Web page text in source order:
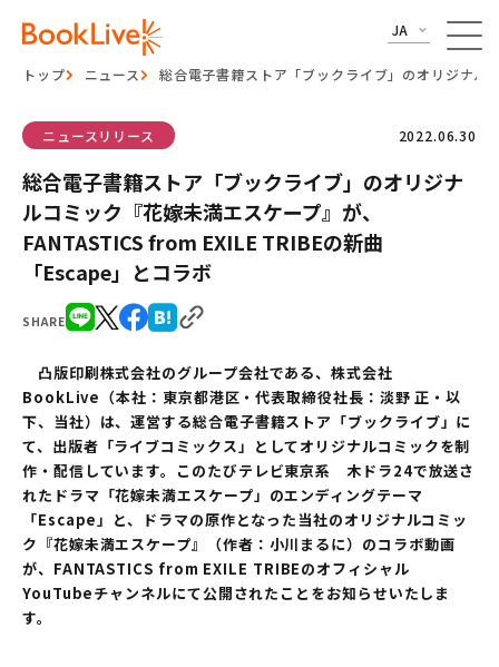
JA
トップ ニュース 総合電子書籍ストア「ブックライブ」のオリジナ
SHARE
ニュースリリース 2022.06.30
総合電子書籍ストア「ブックライブ」のオリジナ
ルコミック『花嫁未満エスケープ』が、
FANTASTICS from EXILE TRIBEの新曲
「Escape」とコラボ
凸版印刷株式会社のグループ会社である、株式会社
BookLive（本社：東京都港区・代表取締役社長：淡野 正・以
下、当社）は、運営する総合電子書籍ストア「ブックライブ」に
て、出版者「ライブコミックス」としてオリジナルコミックを制
作・配信しています。このたびテレビ東京系 木ドラ24で放送さ
れたドラマ「花嫁未満エスケープ」のエンディングテーマ
「Escape」と、ドラマの原作となった当社のオリジナルコミッ
ク『花嫁未満エスケープ』（作者：小川まるに）のコラボ動画
が、FANTASTICS from EXILE TRIBEのオフィシャル
YouTubeチャンネルにて公開されたことをお知らせいたしま
す。